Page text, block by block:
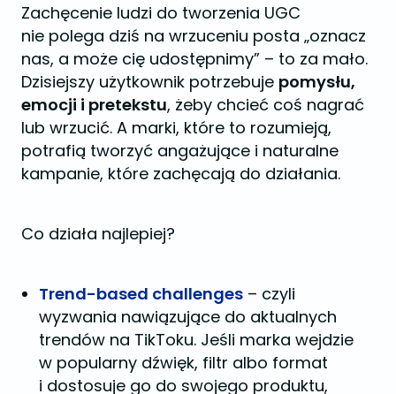
Zachęcenie ludzi do tworzenia UGC
nie polega dziś na wrzuceniu posta „oznacz
nas, a może cię udostępnimy” – to za mało.
Dzisiejszy użytkownik potrzebuje pomysłu,
emocji i pretekstu, żeby chcieć coś nagrać
lub wrzucić. A marki, które to rozumieją,
potrafią tworzyć angażujące i naturalne
kampanie, które zachęcają do działania.
Co działa najlepiej?
Trend-based challenges – czyli
wyzwania nawiązujące do aktualnych
trendów na TikToku. Jeśli marka wejdzie
w popularny dźwięk, filtr albo format
i dostosuje go do swojego produktu,